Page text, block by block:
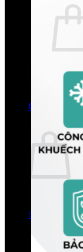
Quay
0
Giỏ hàng
Quay trở lại